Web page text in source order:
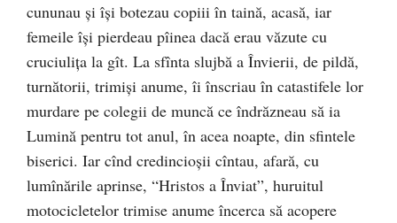
cununau şi îşi botezau copiii în taină, acasă, iar
femeile îşi pierdeau pîinea dacă erau văzute cu
cruciuliţa la gît. La sfînta slujbă a Învierii, de pildă,
turnătorii, trimişi anume, îi înscriau în catastifele lor
murdare pe colegii de muncă ce îndrăzneau să ia
Lumină pentru tot anul, în acea noapte, din sfintele
biserici. Iar cînd credincioşii cîntau, afară, cu
lumînările aprinse, “Hristos a Înviat”, huruitul
motocicletelor trimise anume încerca să acopere